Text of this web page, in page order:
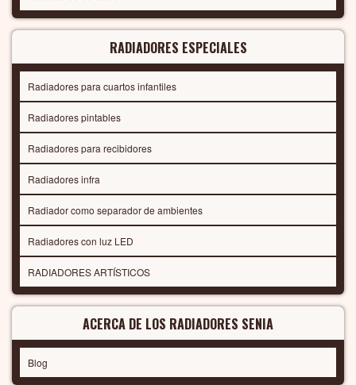
RADIADORES ESPECIALES
Radiadores para cuartos infantiles
Radiadores pintables
Radiadores para recibidores
Radiadores infra
Radiador como separador de ambientes
Radiadores con luz LED
RADIADORES ARTÍSTICOS
ACERCA DE LOS RADIADORES SENIA
Blog